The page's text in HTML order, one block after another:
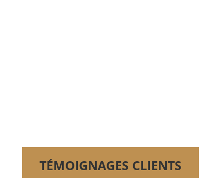
TÉMOIGNAGES CLIENTS